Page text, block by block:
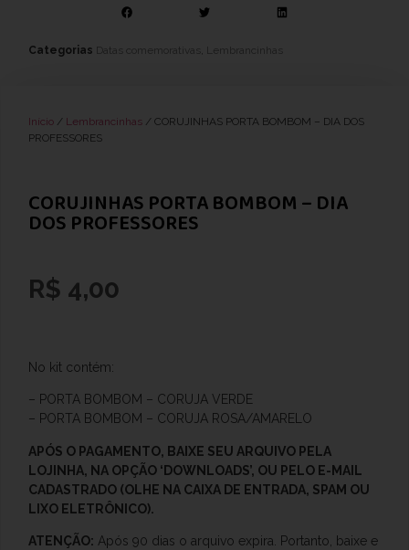
Categorias Datas comemorativas Lembrancinhas
Início / Lembrancinhas / CORUJINHAS PORTA BOMBOM – DIA DOS
PROFESSORES
CORUJINHAS PORTA BOMBOM – DIA
DOS PROFESSORES
R$ 4,00
No kit contém:
– PORTA BOMBOM – CORUJA VERDE
– PORTA BOMBOM – CORUJA ROSA/AMARELO
APÓS O PAGAMENTO, BAIXE SEU ARQUIVO PELA
LOJINHA, NA OPÇÃO ‘DOWNLOADS’, OU PELO E-MAIL
CADASTRADO (OLHE NA CAIXA DE ENTRADA, SPAM OU
LIXO ELETRÔNICO).
ATENÇÃO: Após 90 dias o arquivo expira. Portanto, baixe e